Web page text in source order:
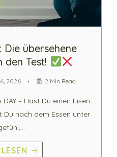
Die übersehene
den Test!
2026 2 Min Read
DAY – Hast Du einen Eisen-
Du nach dem Essen unter